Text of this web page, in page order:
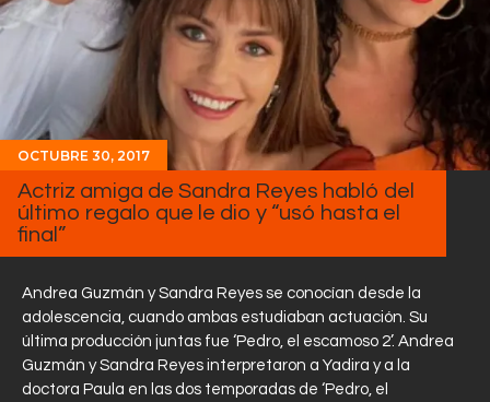
Contactos
OCTUBRE 30, 2017
Actriz amiga de Sandra Reyes habló del
último regalo que le dio y “usó hasta el
final”
Andrea Guzmán y Sandra Reyes se conocían desde la
adolescencia, cuando ambas estudiaban actuación. Su
última producción juntas fue ‘Pedro, el escamoso 2’. Andrea
Guzmán y Sandra Reyes interpretaron a Yadira y a la
doctora Paula en las dos temporadas de ‘Pedro, el